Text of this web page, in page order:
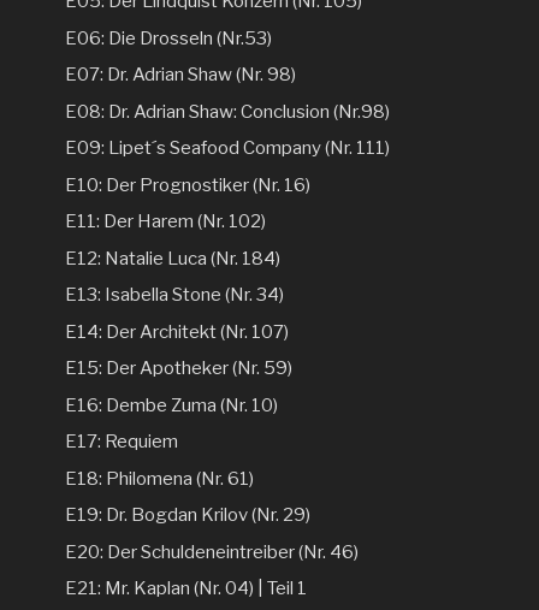
E06: Die Drosseln (Nr.53)
E07: Dr. Adrian Shaw (Nr. 98)
E08: Dr. Adrian Shaw: Conclusion (Nr.98)
E09: Lipet´s Seafood Company (Nr. 111)
E10: Der Prognostiker (Nr. 16)
E11: Der Harem (Nr. 102)
E12: Natalie Luca (Nr. 184)
E13: Isabella Stone (Nr. 34)
E14: Der Architekt (Nr. 107)
E15: Der Apotheker (Nr. 59)
E16: Dembe Zuma (Nr. 10)
E17: Requiem
E18: Philomena (Nr. 61)
E19: Dr. Bogdan Krilov (Nr. 29)
E20: Der Schuldeneintreiber (Nr. 46)
E21: Mr. Kaplan (Nr. 04) | Teil 1